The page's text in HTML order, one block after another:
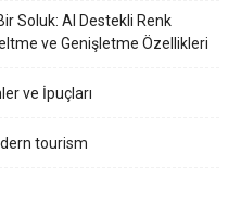
Soluk: AI Destekli Renk
ve Genişletme Özellikleri
ve İpuçları
tourism